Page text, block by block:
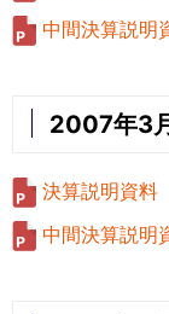
中間決算説明
2007年3
決算説明資料
中間決算説明